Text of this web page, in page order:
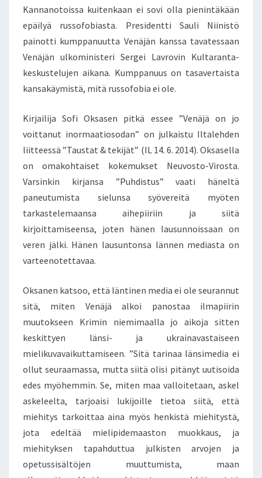
Kannanotoissa kuitenkaan ei sovi olla pienintäkään
epäilyä russofobiasta. Presidentti Sauli Niinistö
painotti kumppanuutta Venäjän kanssa tavatessaan
Venäjän ulkoministeri Sergei Lavrovin Kultaranta-
keskustelujen aikana. Kumppanuus on tasavertaista
kansakäymistä, mitä russofobia ei ole.
Kirjailija Sofi Oksasen pitkä essee ”Venäjä on jo
voittanut inormaatiosodan” on julkaistu Iltalehden
liitteessä ”Taustat & tekijät” (IL 14. 6. 2014). Oksasella
on omakohtaiset kokemukset Neuvosto-Virosta.
Varsinkin kirjansa ”Puhdistus” vaati häneltä
paneutumista sielunsa syövereitä myöten
tarkastelemaansa aihepiiriin ja siitä
kirjoittamiseensa, joten hänen lausunnoissaan on
veren jälki. Hänen lausuntonsa lännen mediasta on
varteenotettavaa.
Oksanen katsoo, että läntinen media ei ole seurannut
sitä, miten Venäjä alkoi panostaa ilmapiirin
muutokseen Krimin niemimaalla jo aikoja sitten
keskittyen länsi- ja ukrainavastaiseen
mielikuvavaikuttamiseen. ”Sitä tarinaa länsimedia ei
ollut seuraamassa, mutta siitä olisi pitänyt uutisoida
edes myöhemmin. Se, miten maa valloitetaan, askel
askeleelta, tarjoaisi lukijoille tietoa siitä, että
miehitys tarkoittaa aina myös henkistä miehitystä,
jota edeltää mielipidemaaston muokkaus, ja
miehityksen tapahduttua julkisten arvojen ja
opetussisältöjen muuttumista, maan